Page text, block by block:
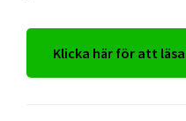
Klicka här för att